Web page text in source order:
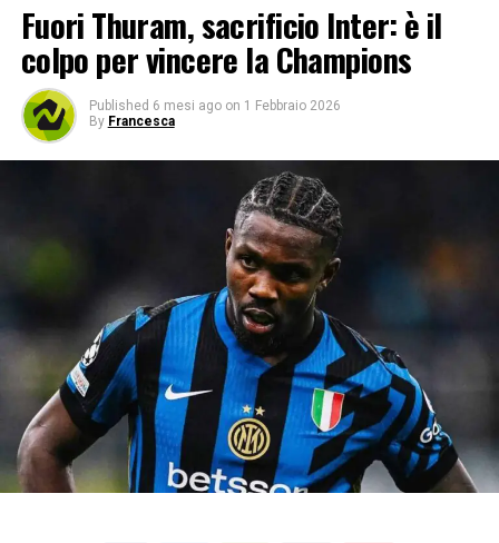
Fuori Thuram, sacrificio Inter: è il
colpo per vincere la Champions
Published 6 mesi ago on 1 Febbraio 2026
By Francesca